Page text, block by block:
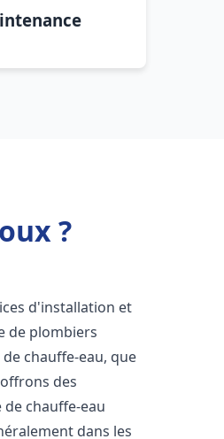
?
d'installation et
de plombiers
chauffe-eau, que
des
chauffe-eau
dans les